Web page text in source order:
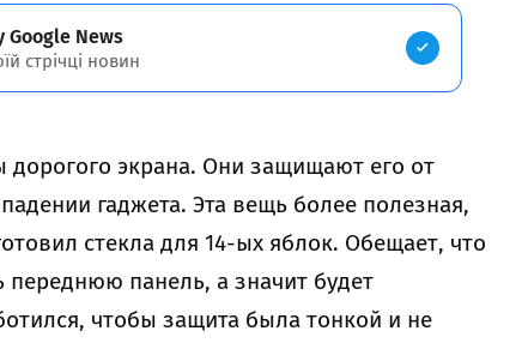
Google News
стрічці новин
экрана. Они защищают его от
гаджета. Эта вещь более полезная,
стекла для 14-ых яблок. Обещает, что
переднюю панель, а значит будет
чтобы защита была тонкой и не